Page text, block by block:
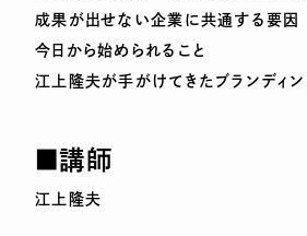
成果が出せない企業に共通する要因
今日から始められること
江上隆夫が手がけてきたブランディ
■講師
江上隆夫